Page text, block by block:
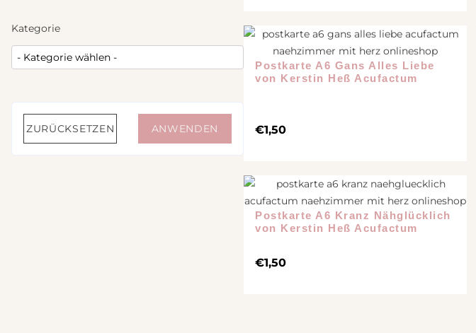
Steppstoff
Canvas
Bücher
Kategorie
ANWENDEN
ZURÜCKSETZEN
Postkarte A6 Gans Alles Liebe
von Kerstin Heß Acufactum
€1,50
Postkarte A6 Kranz Nähglücklich
von Kerstin Heß Acufactum
€1,50